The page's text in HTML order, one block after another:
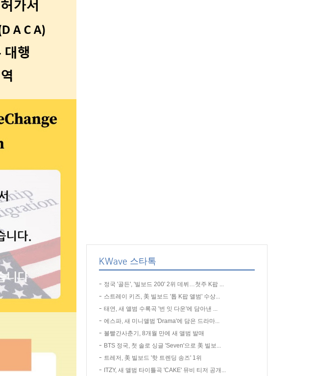
KWave 스타톡
정국 '골든', '빌보드 200' 2위 데뷔…첫주 K팝 ...
스트레이 키즈, 美 빌보드 '톱 K팝 앨범' 수상...
태연, 새 앨범 수록곡 '번 잇 다운'에 담아낸 ...
에스파, 새 미니앨범 'Drama'에 담은 드라마...
볼빨간사춘기, 8개월 만에 새 앨범 발매
BTS 정국, 첫 솔로 싱글 'Seven'으로 美 빌보...
트레저, 美 빌보드 '핫 트렌딩 송즈' 1위
ITZY, 새 앨범 타이틀곡 'CAKE' 뮤비 티저 공개...